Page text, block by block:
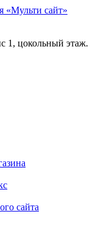
1, цокольный этаж.
сайта